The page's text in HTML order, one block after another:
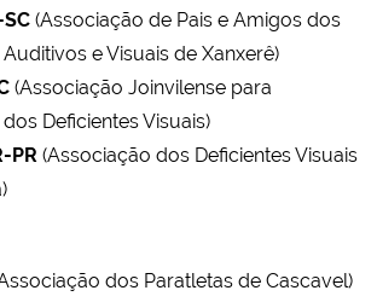
(Associação de Pais e Amigos dos
e Visuais de Xanxerê)
(Associação Joinvilense para
Deficientes Visuais)
PR (Associação dos Deficientes Visuais
dos Paratletas de Cascavel)